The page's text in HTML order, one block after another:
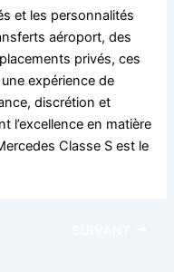
et les personnalités
aéroport, des
privés, ces
expérience de
discrétion et
l’excellence en matière
Classe S est le